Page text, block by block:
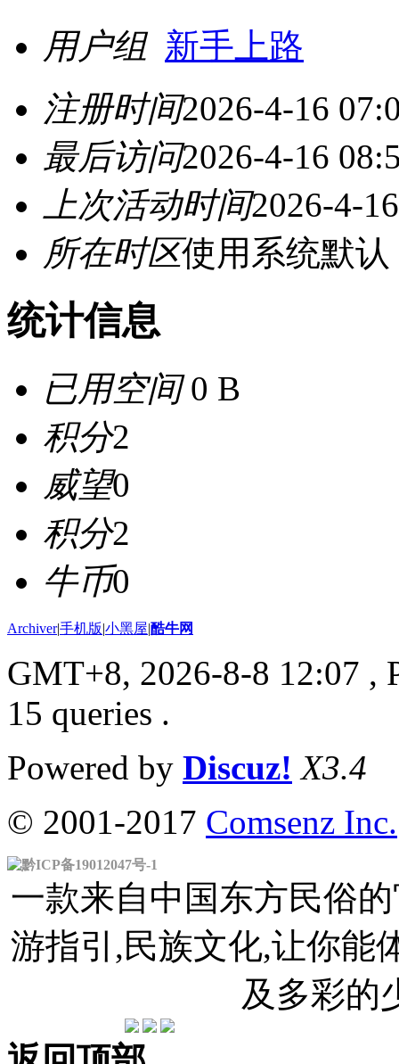
用户组 新手上路
注册时间2026-4-16
最后访问2026-4-16
上次活动时间2026-4-
所在时区使用系统默认
统计信息
已用空间0 B
积分2
威望0
积分2
牛币0
Archiver|手机版|小黑屋|酷牛网
GMT+8, 2026-8-8 12:07 ,
15 queries .
Powered by Discuz! X3.4
© 2001-2017 Comsenz Inc.
黔ICP备19012047号-1
一款来自中国东方民俗
游指引,民族文化,让你能
及多彩的